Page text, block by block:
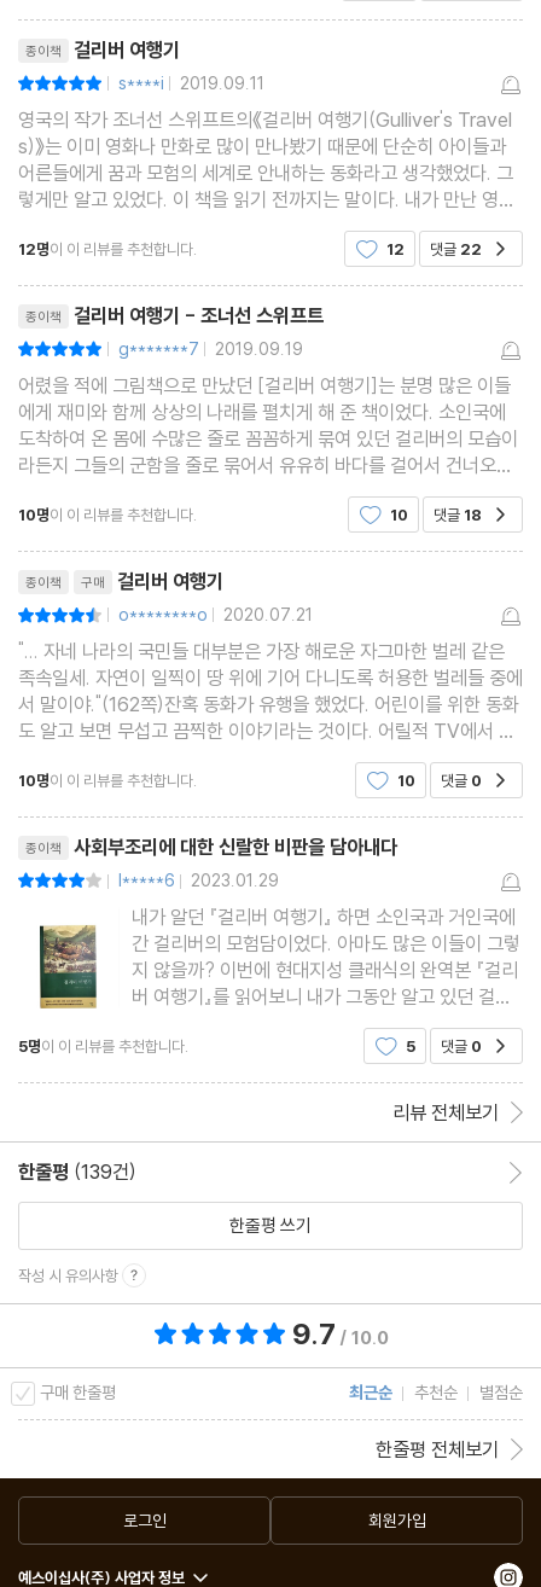
종이책 걸리버 여행기
| s****i | 2019.09.11
영국의 작가 조너선 스위프트의《걸리버 여행기(Gulliver's Travel
s)》는 이미 영화나 만화로 많이 만나봤기 때문에 단순히 아이들과
어른들에게 꿈과 모험의 세계로 안내하는 동화라고 생각했었다. 그
렇게만 알고 있었다. 이 책을 읽기 전까지는 말이다. 내가 만난 영화
나 동화는 주로 소인국 이야기 위주였고, 내용이 길어봤자 거인국에
서의 이야기 였는데, 1726년에 쓰여진 이 작
12명이 이 리뷰를 추천합니다. 12 댓글 22
종이책 걸리버 여행기 - 조너선 스위프트
| g*******7 | 2019.09.19
어렸을 적에 그림책으로 만났던 [걸리버 여행기]는 분명 많은 이들
에게 재미와 함께 상상의 나래를 펼치게 해 준 책이었다. 소인국에
도착하여 온 몸에 수많은 줄로 꼼꼼하게 묶여 있던 걸리버의 모습이
라든지 그들의 군함을 줄로 묶어서 유유히 바다를 걸어서 건너오던
장면들은 확실히 신기하게 느껴질 수밖에 없었다. 더구나 우리와 같
은 보통사람이 소인국에서 거인으로 취급당하는
10명이 이 리뷰를 추천합니다. 10 댓글 18
종이책 구매 걸리버 여행기
| o********o | 2020.07.21
"... 자네 나라의 국민들 대부분은 가장 해로운 자그마한 벌레 같은
족속일세. 자연이 일찍이 땅 위에 기어 다니도록 허용한 벌레들 중에
서 말이야."(162쪽)잔혹 동화가 유행을 했었다. 어린이를 위한 동화
도 알고 보면 무섭고 끔찍한 이야기라는 것이다. 어릴적 TV에서 본
＜걸리버 여행기＞는 소인국에 간 걸리버가 요정처럼 작은 사람과
사는 이야기로 환상적이고 멋진 이야기였다. 커
10명이 이 리뷰를 추천합니다. 10 댓글 0
종이책 사회부조리에 대한 신랄한 비판을 담아내다
| l*****6 | 2023.01.29
내가 알던 『걸리버 여행기』 하면 소인국과 거인국에
간 걸리버의 모험담이었다. 아마도 많은 이들이 그렇
지 않을까? 이번에 현대지성 클래식의 완역본 『걸리
버 여행기』를 읽어보니 내가 그동안 알고 있던 걸리
버여행기는 원작의 일부만 아동용 모험담으로 만든
것에 불과했다. 걸리버가 겪은 믿기 힘든 환상적인
5명이 이 리뷰를 추천합니다. 5 댓글 0
리뷰 전체보기
한줄평 (139건)
한줄평 쓰기
작성 시 유의사항
9.7 / 10.0
구매 한줄평 최근순 추천순 별점순
한줄평 전체보기
로그인 회원가입
예스이십사(주) 사업자 정보